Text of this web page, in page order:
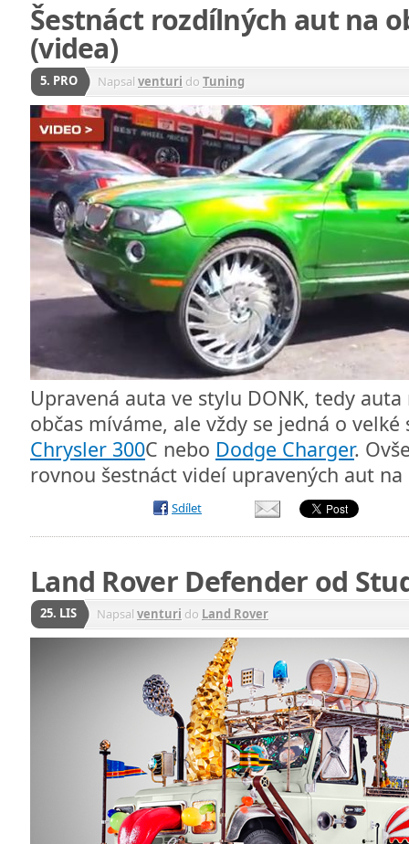
Šestnáct rozdílných aut na
(videa)
5. PRO Napsal venturi do Tuning
Upravená auta ve stylu DONK, tedy
občas míváme, ale vždy se jedná o
Chrysler 300C nebo Dodge Charger.
rovnou šestnáct videí upravených aut
Sdílet
Land Rover Defender od
25. LIS Napsal venturi do Land Rover